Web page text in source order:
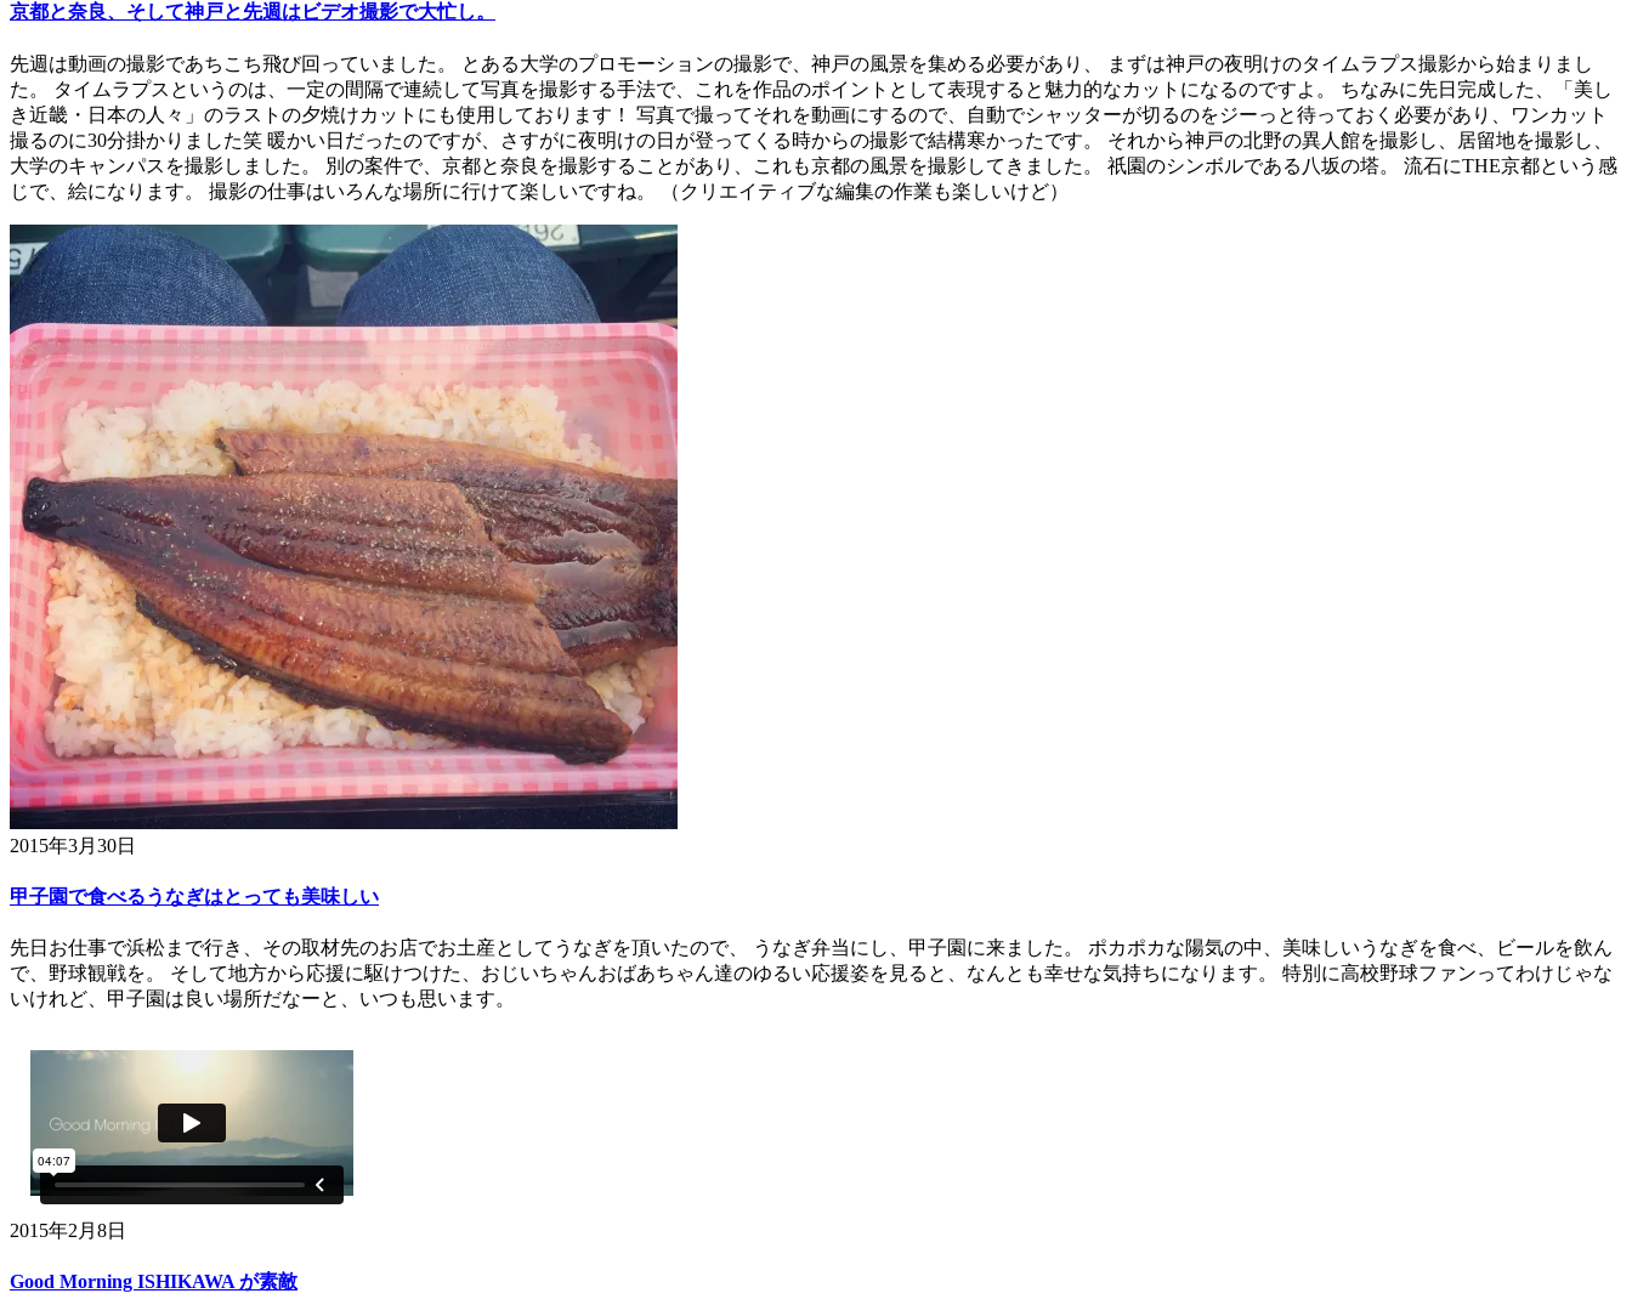
京都と奈良、そして神戸と先週はビデオ撮影で大忙し。
先週は動画の撮影であちこち飛び回っていました。 とある大学のプロモーションの撮影で、神戸の風景を集める必要があり、 まずは神戸の夜明けのタイムラプス撮影から始まりまし
た。 タイムラプスというのは、一定の間隔で連続して写真を撮影する手法で、これを作品のポイントとして表現すると魅力的なカットになるのですよ。 ちなみに先日完成した、「美し
き近畿・日本の人々」のラストの夕焼けカットにも使用しております！ 写真で撮ってそれを動画にするので、自動でシャッターが切るのをジーっと待っておく必要があり、ワンカット
撮るのに30分掛かりました笑 暖かい日だったのですが、さすがに夜明けの日が登ってくる時からの撮影で結構寒かったです。 それから神戸の北野の異人館を撮影し、居留地を撮影し、
大学のキャンパスを撮影しました。 別の案件で、京都と奈良を撮影することがあり、これも京都の風景を撮影してきました。 祇園のシンボルである八坂の塔。 流石にTHE京都という感
じで、絵になります。 撮影の仕事はいろんな場所に行けて楽しいですね。 （クリエイティブな編集の作業も楽しいけど）
2015年3月30日
甲子園で食べるうなぎはとっても美味しい
先日お仕事で浜松まで行き、その取材先のお店でお土産としてうなぎを頂いたので、 うなぎ弁当にし、甲子園に来ました。 ポカポカな陽気の中、美味しいうなぎを食べ、ビールを飲ん
で、野球観戦を。 そして地方から応援に駆けつけた、おじいちゃんおばあちゃん達のゆるい応援姿を見ると、なんとも幸せな気持ちになります。 特別に高校野球ファンってわけじゃな
いけれど、甲子園は良い場所だなーと、いつも思います。
2015年2月8日
Good Morning ISHIKAWA が素敵